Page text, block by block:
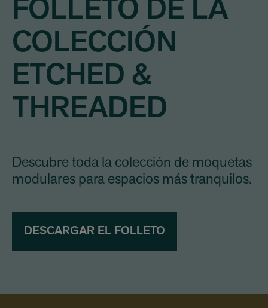
FOLLETO DE LA
COLECCIÓN
ETCHED &
THREADED
Descubre toda la colección de moquetas
modulares para espacios más tranquilos.
DESCARGAR EL FOLLETO